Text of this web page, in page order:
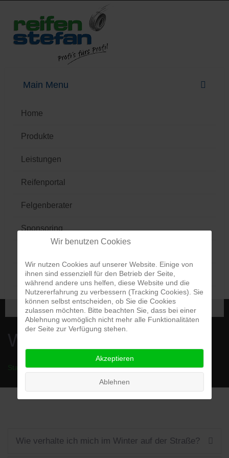
Home
Produkte
Leistungen
Reifenportal
Felgenberater
Sponsoring
Wissenswertes
Kontakt
Wissenswertes
Startseite Wissenswertes
Wie verhalte ich mich im Winter auf der Straße?
Wir benutzen Cookies
Wir nutzen Cookies auf unserer Website. Einige von
ihnen sind essenziell für den Betrieb der Seite,
während andere uns helfen, diese Website und die
Nutzererfahrung zu verbessern (Tracking Cookies). Sie
können selbst entscheiden, ob Sie die Cookies
zulassen möchten. Bitte beachten Sie, dass bei einer
Ablehnung womöglich nicht mehr alle Funktionalitäten
der Seite zur Verfügung stehen.
Akzeptieren
Ablehnen